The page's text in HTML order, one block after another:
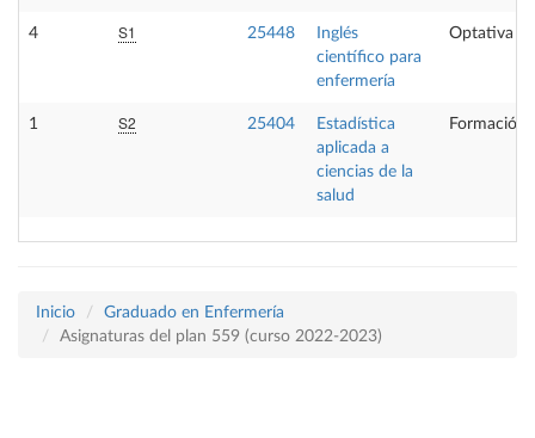
4 S1 25448
Inglés
científico para
enfermería
Optativa
1 S2 25404
Estadística
aplicada a
ciencias de la
salud
Formación
Inicio
Graduado en Enfermería
Asignaturas del plan 559 (curso 2022-2023)